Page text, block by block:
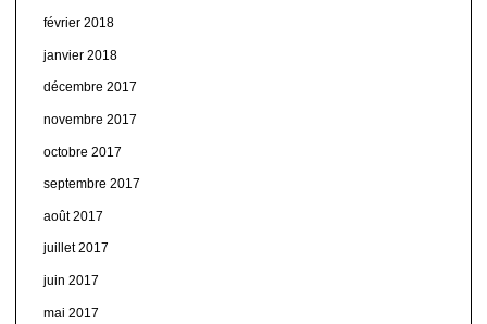
février 2018
janvier 2018
décembre 2017
novembre 2017
octobre 2017
septembre 2017
août 2017
juillet 2017
juin 2017
mai 2017